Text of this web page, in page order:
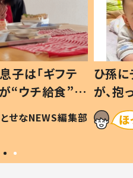
子は「ギフテ
“ウチ給食”を
は #令和の親
とせなNEWS編集部
ひ孫
が、
「涙が
い」